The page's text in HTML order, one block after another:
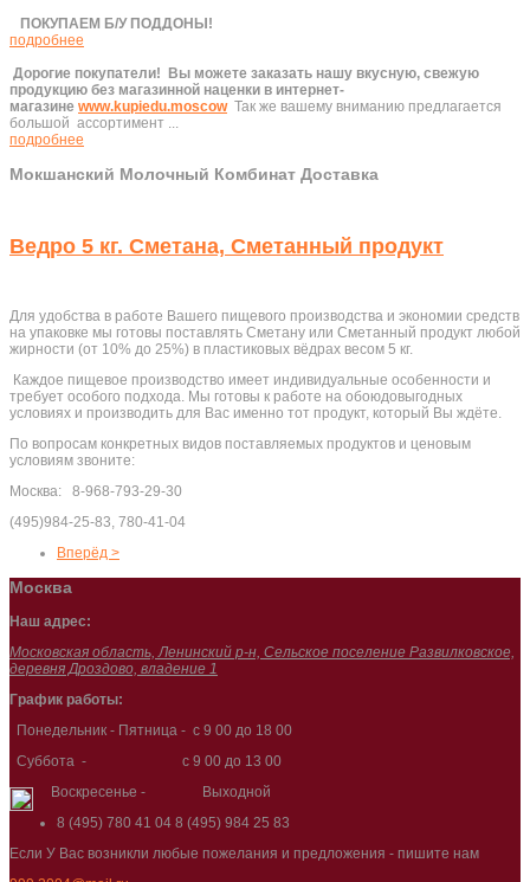
ПОКУПАЕМ Б/У ПОДДОНЫ!
подробнее
Дорогие покупатели!
Вы можете заказать нашу вкусную, свежую
продукцию без магазинной наценки в интернет-
магазине www.kupiedu.moscow Так же вашему вниманию предлагается
большой ассортимент ...
подробнее
Мокшанский Молочный Комбинат Доставка
Ведро 5 кг. Сметана, Сметанный продукт
Для удобства в работе Вашего пищевого производства и экономии средств
на упаковке мы готовы поставлять Сметану или Сметанный продукт любой
жирности (от 10% до 25%) в пластиковых вёдрах весом 5 кг.
Каждое пищевое производство имеет индивидуальные особенности и
требует особого подхода. Мы готовы к работе на обоюдовыгодных
условиях и производить для Вас именно тот продукт, который Вы ждёте.
По вопросам конкретных видов поставляемых продуктов и ценовым
условиям звоните:
Москва: 8-968-793-29-30
(495)984-25-83, 780-41-04
Вперёд >
Москва
Наш адрес:
Московская область, Ленинский р-н, Сельское поселение Развилковское,
деревня Дроздово, владение 1
График работы:
Понедельник - Пятница - с 9 00 до 18 00
Суббота - с 9 00 до 13 00
Воскресенье - Выходной
8 (495) 780 41 04 8 (495) 984 25 83
Если У Вас возникли любые пожелания и предложения - пишите нам